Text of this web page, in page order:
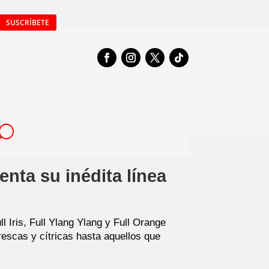
SUSCRÍBETE
su inédita línea
Iris, Full Ylang Ylang y Full Orange
y cítricas hasta aquellos que